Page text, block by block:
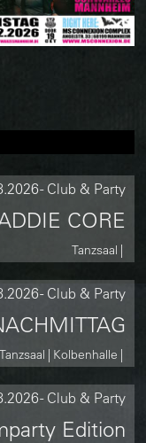
- Club & Party
CORE
Tanzsaal
- Club & Party
Kolbenhalle
Tanzsaal
- Club & Party
Edition